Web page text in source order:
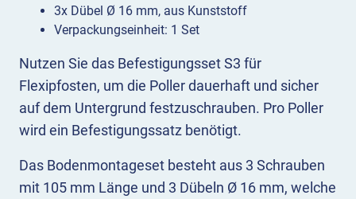
Nutzen Sie das Befestigungsset S3 für
Flexipfosten, um die Poller dauerhaft und sicher
auf dem Untergrund festzuschrauben. Pro Poller
wird ein Befestigungssatz benötigt.
Das Bodenmontageset besteht aus 3 Schrauben
mit 105 mm Länge und 3 Dübeln Ø 16 mm, welche
3x Dübel Ø 16 mm, aus Kunststoff
Verpackungseinheit: 1 Set